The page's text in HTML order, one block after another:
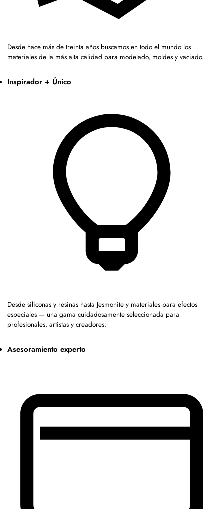
Desde hace más de treinta años buscamos en todo el mundo los
materiales de la más alta calidad para modelado, moldes y vaciado.
Inspirador + Único
Desde siliconas y resinas hasta Jesmonite y materiales para efectos
especiales — una gama cuidadosamente seleccionada para
profesionales, artistas y creadores.
Asesoramiento experto